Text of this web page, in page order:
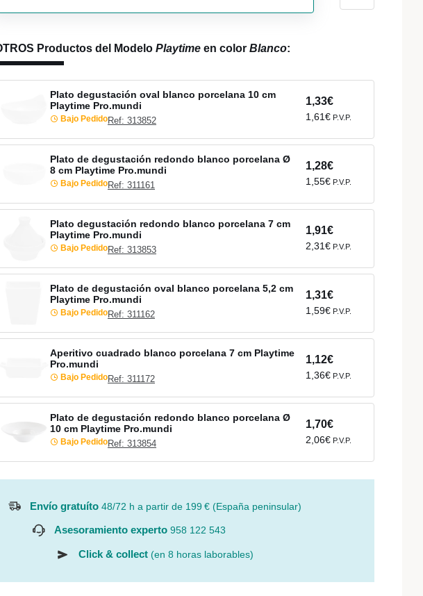
Productos del Modelo Playtime en color Blanco:
Plato degustación oval blanco porcelana 10 cm
Playtime Pro.mundi
Bajo PedidoRef: 313852
1,33€
1,61€ P.V.P.
Plato de degustación redondo blanco porcelana Ø
8 cm Playtime Pro.mundi
Bajo PedidoRef: 311161
1,28€
1,55€ P.V.P.
Plato degustación redondo blanco porcelana 7 cm
Playtime Pro.mundi
Bajo PedidoRef: 313853
1,91€
2,31€ P.V.P.
Plato de degustación oval blanco porcelana 5,2 cm
Playtime Pro.mundi
Bajo PedidoRef: 311162
1,31€
1,59€ P.V.P.
Aperitivo cuadrado blanco porcelana 7 cm Playtime
Pro.mundi
Bajo PedidoRef: 311172
1,12€
1,36€ P.V.P.
Plato de degustación redondo blanco porcelana Ø
10 cm Playtime Pro.mundi
Bajo PedidoRef: 313854
1,70€
2,06€ P.V.P.
Envío gratuíto 48/72 h a partir de 199 € (España peninsular)
Asesoramiento experto 958 122 543
Click & collect (en 8 horas laborables)